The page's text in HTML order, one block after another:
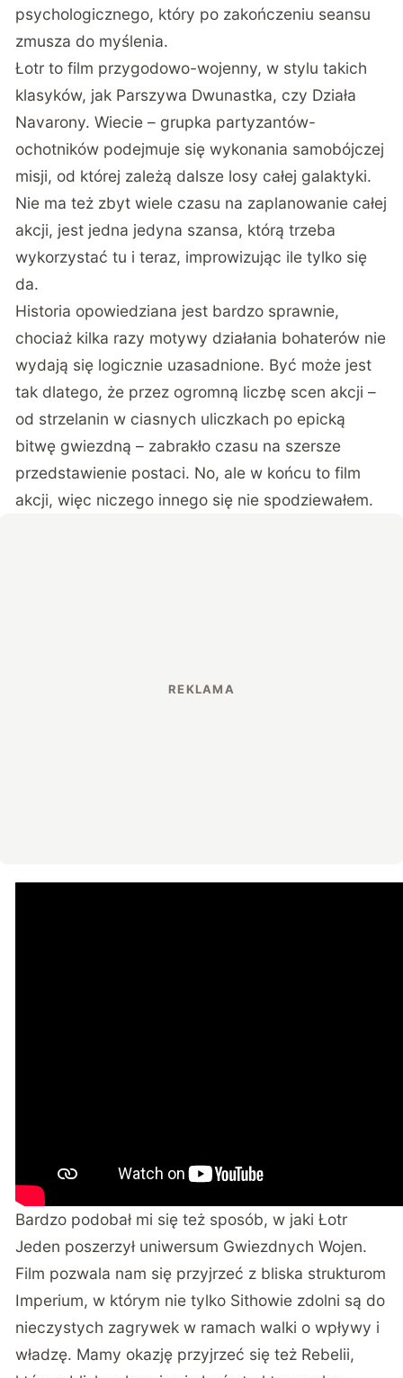
psychologicznego, który po zakończeniu seansu
zmusza do myślenia.
Łotr to film przygodowo-wojenny, w stylu takich
klasyków, jak Parszywa Dwunastka, czy Działa
Navarony. Wiecie – grupka partyzantów-
ochotników podejmuje się wykonania samobójczej
misji, od której zależą dalsze losy całej galaktyki.
Nie ma też zbyt wiele czasu na zaplanowanie całej
akcji, jest jedna jedyna szansa, którą trzeba
wykorzystać tu i teraz, improwizując ile tylko się
da.
Historia opowiedziana jest bardzo sprawnie,
chociaż kilka razy motywy działania bohaterów nie
wydają się logicznie uzasadnione. Być może jest
tak dlatego, że przez ogromną liczbę scen akcji –
od strzelanin w ciasnych uliczkach po epicką
bitwę gwiezdną – zabrakło czasu na szersze
przedstawienie postaci. No, ale w końcu to film
akcji, więc niczego innego się nie spodziewałem.
Bardzo podobał mi się też sposób, w jaki Łotr
Jeden poszerzył uniwersum Gwiezdnych Wojen.
Film pozwala nam się przyjrzeć z bliska strukturom
Imperium, w którym nie tylko Sithowie zdolni są do
nieczystych zagrywek w ramach walki o wpływy i
władzę. Mamy okazję przyjrzeć się też Rebelii,